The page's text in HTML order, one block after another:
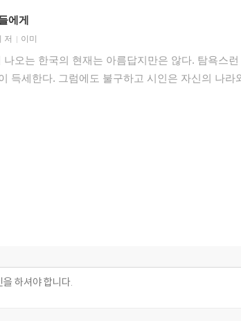
에게
저 이미
나오는 한국의 현재는 아름답지만은 않다. 탐욕스
득세한다. 그럼에도 불구하고 시인은 자신의 나